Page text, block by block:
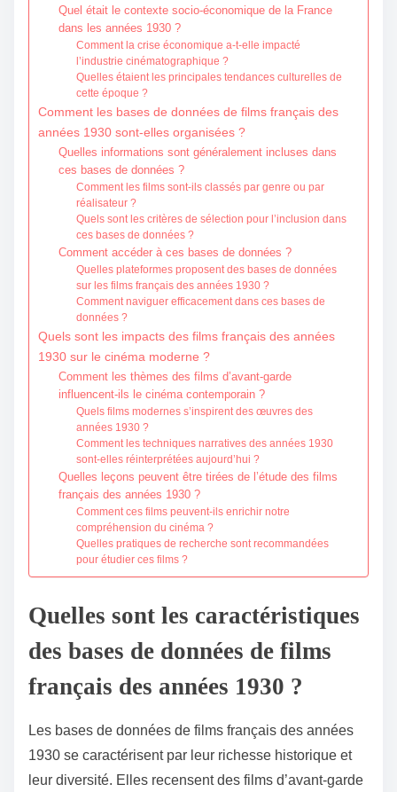
Quel était le contexte socio-économique de la France
dans les années 1930 ?
Comment la crise économique a-t-elle impacté
l’industrie cinématographique ?
Quelles étaient les principales tendances culturelles de
cette époque ?
Comment les bases de données de films français des
années 1930 sont-elles organisées ?
Quelles informations sont généralement incluses dans
ces bases de données ?
Comment les films sont-ils classés par genre ou par
réalisateur ?
Quels sont les critères de sélection pour l’inclusion dans
ces bases de données ?
Comment accéder à ces bases de données ?
Quelles plateformes proposent des bases de données
sur les films français des années 1930 ?
Comment naviguer efficacement dans ces bases de
données ?
Quels sont les impacts des films français des années
1930 sur le cinéma moderne ?
Comment les thèmes des films d’avant-garde
influencent-ils le cinéma contemporain ?
Quels films modernes s’inspirent des œuvres des
années 1930 ?
Comment les techniques narratives des années 1930
sont-elles réinterprétées aujourd’hui ?
Quelles leçons peuvent être tirées de l’étude des films
français des années 1930 ?
Comment ces films peuvent-ils enrichir notre
compréhension du cinéma ?
Quelles pratiques de recherche sont recommandées
pour étudier ces films ?
Quelles sont les caractéristiques
des bases de données de films
français des années 1930 ?
Les bases de données de films français des années
1930 se caractérisent par leur richesse historique et
leur diversité. Elles recensent des films d’avant-garde